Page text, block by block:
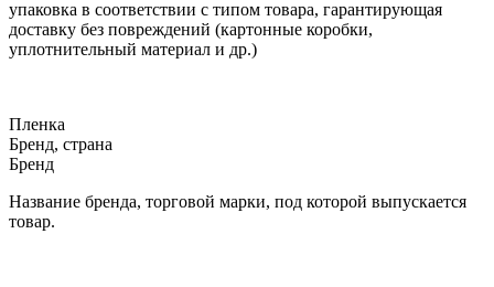
упаковка в соответствии с типом товара, гарантирующая
доставку без повреждений (картонные коробки,
уплотнительный материал и др.)
Пленка
Бренд, страна
Бренд
Название бренда, торговой марки, под которой выпускается
товар.